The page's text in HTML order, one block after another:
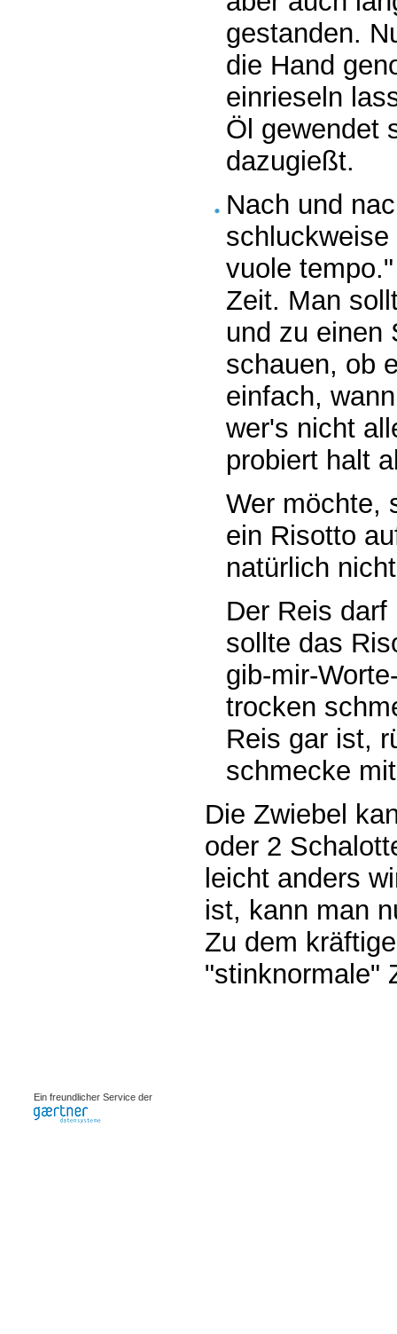
gestanden.
die Hand
einrieseln
Öl gewendet
dazugießt.
Nach und
vuole
Zeit. Man
und zu einen
schauen, ob
einfach,
wer's nicht
probiert halt
Wer möchte,
ein Risotto
natürlich
Der Reis
sollte das
gib-mir-
trocken
Reis gar ist,
schmecke
Die Zwiebel
oder 2
leicht anders
ist, kann man
Zu dem
"stinknormale"
Ein freundlicher Service der